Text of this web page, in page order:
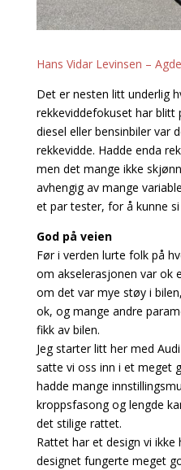
Hans Vidar Levinsen –
Det er nesten litt underlig
rekkeviddefokuset har blitt
diesel eller bensinbiler var
rekkevidde. Hadde enda
men det mange ikke
avhengig av mange
et par tester, for å kunne
God på veien
Før i verden lurte folk på
om akselerasjonen var ok
om det var mye støy i
ok, og mange andre
fikk av bilen.
Jeg starter litt her med
satte vi oss inn i et meget
hadde mange
kroppsfasong og lengde
det stilige rattet.
Rattet har et design vi
designet fungerte meget